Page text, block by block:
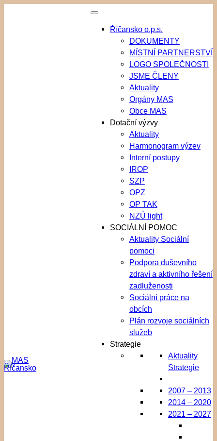
Říčansko o.p.s.
DOKUMENTY
MÍSTNÍ PARTNERSTVÍ
LOGO SPOLEČNOSTI
JSME ČLENY
Aktuality
Orgány MAS
Obce MAS
Dotační výzvy
Aktuality
Harmonogram výzev
Interní postupy
IROP
SZP
OPZ
OP TAK
NZÚ light
SOCIÁLNÍ POMOC
Aktuality Sociální
pomoci
Podpora duševního
zdraví a aktivního řešení
zadluženosti
Sociální práce na
obcích
Plán rozvoje sociálních
služeb
Strategie
Aktuality
Strategie
2007 – 2013
2014 – 2020
2021 – 2027